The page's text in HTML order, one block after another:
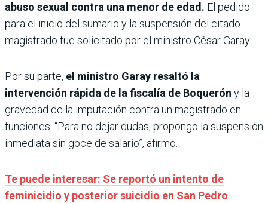
abuso sexual contra una menor de edad. El pedido
para el inicio del sumario y la suspensión del citado
magistrado fue solicitado por el ministro César Garay.
Por su parte, el ministro Garay resaltó la
intervención rápida de la fiscalía de Boquerón y la
gravedad de la imputación contra un magistrado en
funciones. “Para no dejar dudas, propongo la suspensión
inmediata sin goce de salario”, afirmó.
Te puede interesar: Se reportó un intento de
feminicidio y posterior suicidio en San Pedro